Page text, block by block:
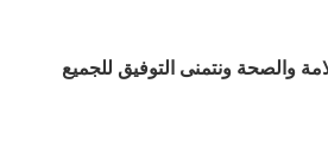
والصحة ونتمنى التوفيق للجميع